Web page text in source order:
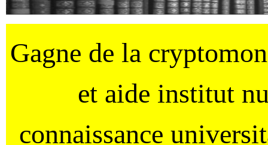
Gagne de la
et aide institut
connaissance